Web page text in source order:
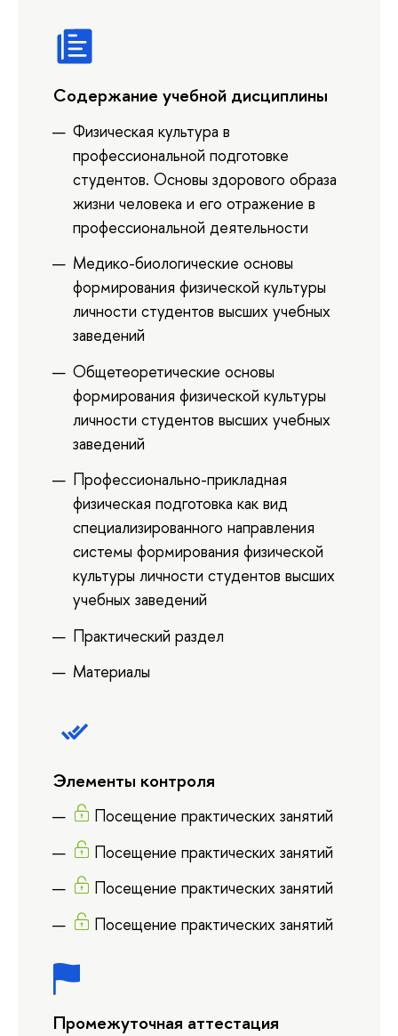
Содержание учебной дисциплины
Физическая культура в
профессиональной подготовке
студентов. Основы здорового образа
жизни человека и его отражение в
профессиональной деятельности
Медико-биологические основы
формирования физической культуры
личности студентов высших учебных
заведений
Общетеоретические основы
формирования физической культуры
личности студентов высших учебных
заведений
Профессионально-прикладная
физическая подготовка как вид
специализированного направления
системы формирования физической
культуры личности студентов высших
учебных заведений
Практический раздел
Материалы
Элементы контроля
Посещение практических занятий
Посещение практических занятий
Посещение практических занятий
Посещение практических занятий
Промежуточная аттестация